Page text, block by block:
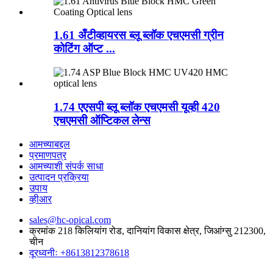
1.61 अँटीव्हायरस ब्लू ब्लॉक एचएमसी ग्रीन
कोटिंग ऑप्ट ...
1.74 एएसपी ब्लू ब्लॉक एचएमसी यूव्ही 420
एचएमसी ऑप्टिकल लेन्स
आमच्याबद्दल
प्रमाणपत्र
आमच्याशी संपर्क साधा
उत्पादन प्रक्रिया
उपाय
व्हीआर
sales@hc-opical.com
क्रमांक 218 किलियांग रोड, दानियांग विकास क्षेत्र, जिआंग्सु 212300,
चीन
दूरध्वनीः +8613812378618